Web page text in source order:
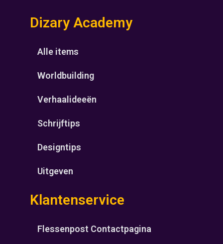
Dizary Academy
Alle items
Worldbuilding
Verhaalideeën
Schrijftips
Designtips
Uitgeven
Klantenservice
Flessenpost Contactpagina